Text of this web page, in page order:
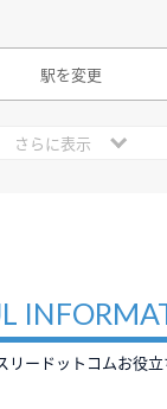
駅を変更
さらに表示
リードットコムお役立